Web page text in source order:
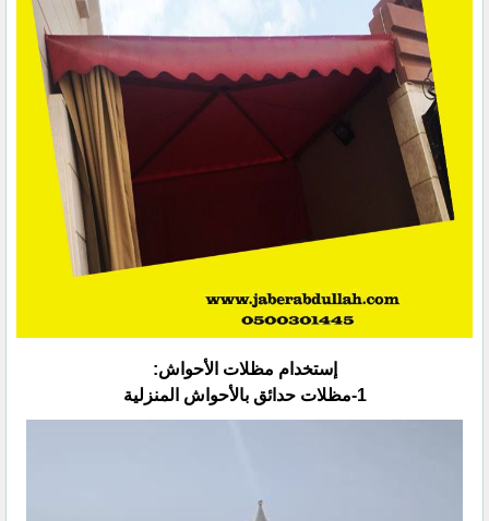
إستخدام مظلات الأحواش:‏
‏1-مظلات حدائق بالأحواش المنزلية